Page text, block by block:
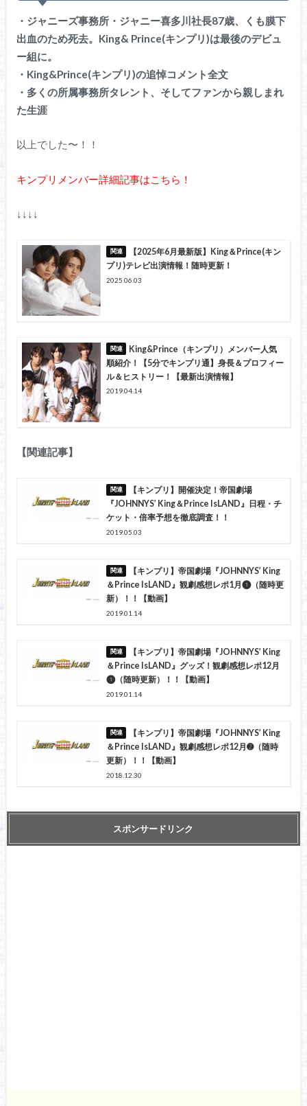
・ジャニーズ事務所・ジャニー喜多川社長87歳、くも膜下
出血のため死去。King& Prince(キンプリ)は最後のデビュ
ー組に。
・King&Prince(キンプリ)の追悼コメント全文
・多くの所属事務所タレント、そしてファンから親しまれ
た生涯
以上でした〜！！
キンプリメンバー詳細記事はこちら！
↓↓↓↓
【2025年6月最新版】King＆Prince(キン
プリ)テレビ出演情報！随時更新！
2025.06.03
King&Prince（キンプリ）メンバー人気
順紹介！【5分でキンプリ通】身長＆プロフィー
ル＆ヒストリー！【最新出演情報】
2019.04.14
【関連記事】
【キンプリ】開催決定！帝国劇場
『JOHNNYS’ King＆Prince IsLAND』日程・チ
ケット・倍率予想を徹底調査！！
2019.05.03
【キンプリ】帝国劇場『JOHNNYS’ King
＆Prince IsLAND』観劇感想レポ1月❶（随時更
新）！！【動画】
2019.01.14
【キンプリ】帝国劇場『JOHNNYS’ King
＆Prince IsLAND』グッズ！観劇感想レポ12月
❶（随時更新）！！【動画】
2019.01.14
【キンプリ】帝国劇場『JOHNNYS’ King
＆Prince IsLAND』観劇感想レポ12月➋（随時
更新）！！【動画】
2018.12.30
スポンサードリンク